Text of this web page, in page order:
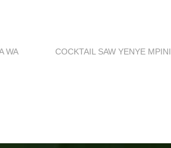
WA
COCKTAIL SAW YENYE MPINI